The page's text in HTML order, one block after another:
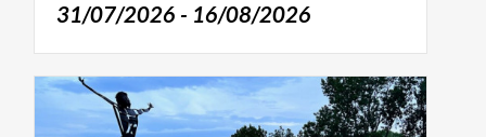
31/07/2026 - 16/08/2026